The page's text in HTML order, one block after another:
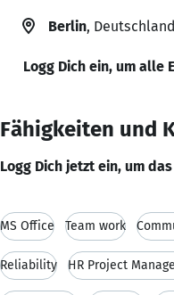
Berlin, Deutschland
Logg Dich ein, um alle
Fähigkeiten und
Logg Dich jetzt ein, um
MS Office Team work
Reliability HR Project